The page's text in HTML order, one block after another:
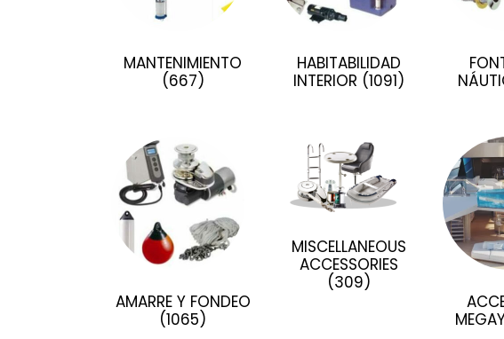
MANTENIMIENTO
(667)
HABITABILIDAD
INTERIOR (1091)
AMARRE Y FONDEO
(1065)
MISCELLANEOUS
ACCESSORIES
(309)